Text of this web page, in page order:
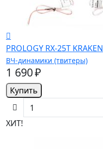
PROLOGY RX-25T KRAKEN
ВЧ-динамики (твитеры)
1 690 ₽
Купить
ХИТ!